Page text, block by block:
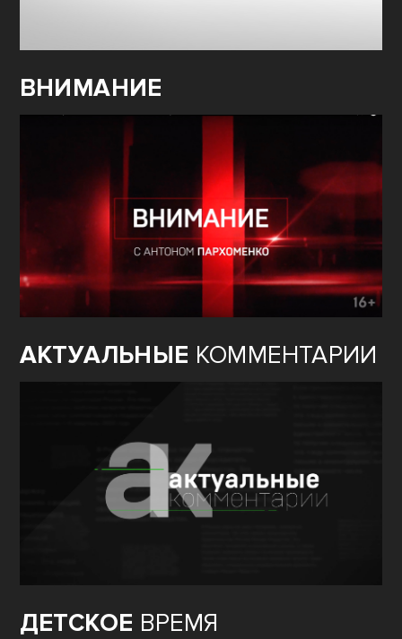
ВНИМАНИЕ
АКТУАЛЬНЫЕ КОММЕНТАРИИ
ДЕТСКОЕ ВРЕМЯ